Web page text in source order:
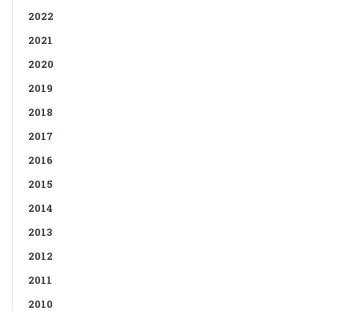
2022
2021
2020
2019
2018
2017
2016
2015
2014
2013
2012
2011
2010